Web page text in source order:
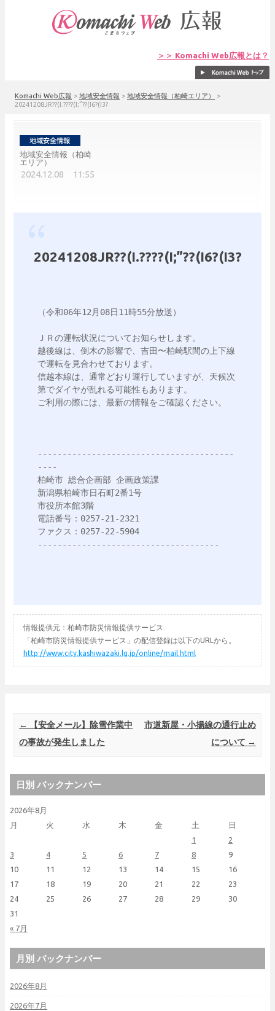
＞＞ Komachi Web広報とは？
Komachi Web広報 > 地域安全情報 > 地域安全情報（柏崎エリア）
>
20241208JR??(I.????(I;”??(I6?(I3?
地域安全情報（柏崎
エリア）
2024.12.08 11:55
20241208JR??(I.????(I;”??(I6?(I3?
（令和06年12月08日11時55分放送）
ＪＲの運転状況についてお知らせします。
越後線は、倒木の影響で、吉田〜柏崎駅間の上下線
で運転を見合わせております。
信越本線は、通常どおり運行していますが、天候次
第でダイヤが乱れる可能性もあります。
ご利用の際には、最新の情報をご確認ください。
----------------------------------------
----
柏崎市 総合企画部 企画政策課
新潟県柏崎市日石町2番1号
市役所本館3階
電話番号：0257-21-2321
ファクス：0257-22-5904
-------------------------------------
情報提供元：柏崎市防災情報提供サービス
「柏崎市防災情報提供サービス」の配信登録は以下のURLから。
http://www.city.kashiwazaki.lg.jp/online/mail.html
Post navigation
←
【安全メール】除雪作業中
の事故が発生しました
市道新屋・小揚線の通行止め
について →
日別 バックナンバー
2026年8月
月
火 水 木 金 土 日
« 7月
1
2
3
4 5 6 7 8
9
10
11 12 13 14 15
16
17
18 19 20 21 22
23
24
25 26 27 28 29
30
31
月別 バックナンバー
2026年8月
2026年7月